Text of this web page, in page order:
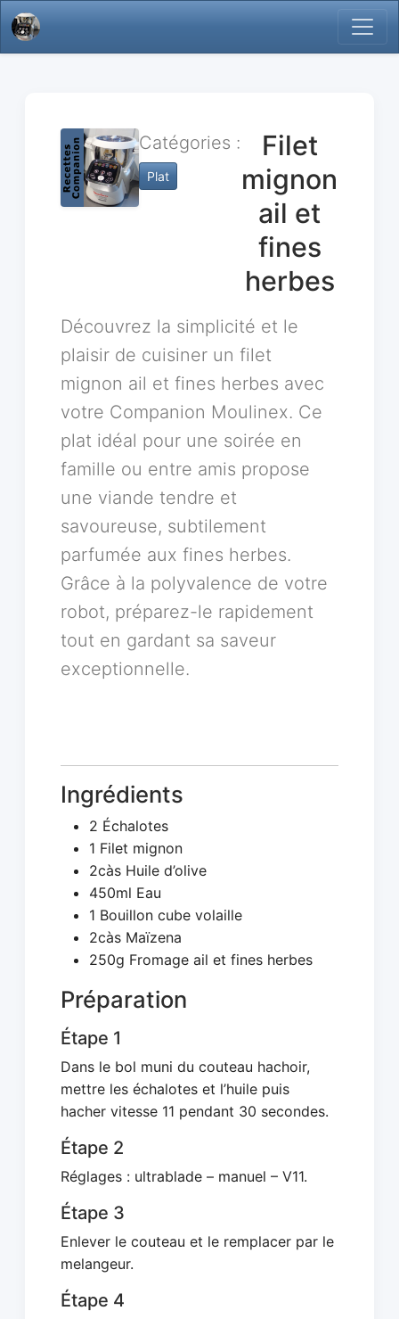
Catégories :
Plat
Filet
mignon
ail et
fines
herbes
Découvrez la simplicité et le
plaisir de cuisiner un filet
mignon ail et fines herbes avec
votre Companion Moulinex. Ce
plat idéal pour une soirée en
famille ou entre amis propose
une viande tendre et
savoureuse, subtilement
parfumée aux fines herbes.
Grâce à la polyvalence de votre
robot, préparez-le rapidement
tout en gardant sa saveur
exceptionnelle.
Ingrédients
2 Échalotes
1 Filet mignon
2càs Huile d’olive
450ml Eau
1 Bouillon cube volaille
2càs Maïzena
250g Fromage ail et fines herbes
Préparation
Étape 1
Dans le bol muni du couteau hachoir,
mettre les échalotes et l’huile puis
hacher vitesse 11 pendant 30 secondes.
Étape 2
Réglages : ultrablade – manuel – V11.
Étape 3
Enlever le couteau et le remplacer par le
melangeur.
Étape 4